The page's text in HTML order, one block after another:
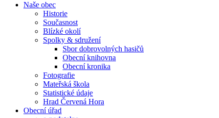
Naše obec
Historie
Současnost
Blízké okolí
Spolky & sdružení
Sbor dobrovolných hasičů
Obecní knihovna
Obecní kronika
Fotografie
Mateřská škola
Statistické údaje
Hrad Červená Hora
Obecní úřad